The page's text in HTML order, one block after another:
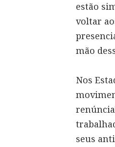
estão
voltar
mão
Nos
seus